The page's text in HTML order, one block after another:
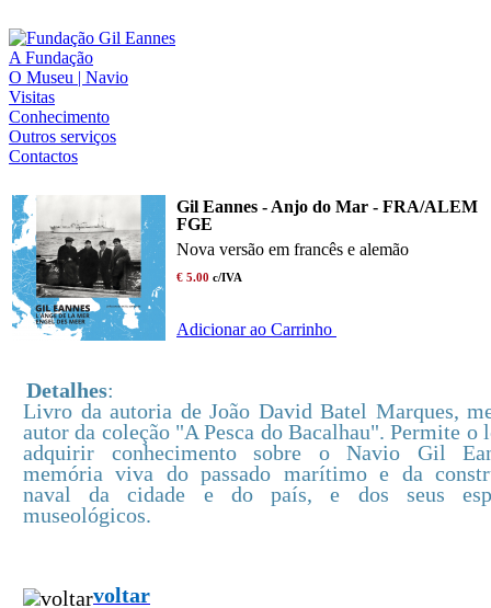
A Fundação
O Museu | Navio
Visitas
Conhecimento
Outros serviços
Contactos
Gil Eannes - Anjo do Mar - FRA/ALEM
FGE
Nova versão em francês e alemão
€ 5.00 c/IVA
Adicionar ao Carrinho
Detalhes:
Livro da autoria de João David Batel Marques,
autor da coleção "A Pesca do Bacalhau". Permite o
adquirir conhecimento sobre o Navio Gil
memória viva do passado marítimo e da
naval da cidade e do país, e dos seus
museológicos.
voltar